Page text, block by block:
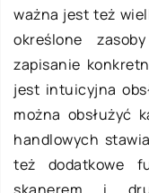
ważna jest też
określone
zapisanie
jest intuicyjna
można obsłużyć
handlowych
też dodatkowe